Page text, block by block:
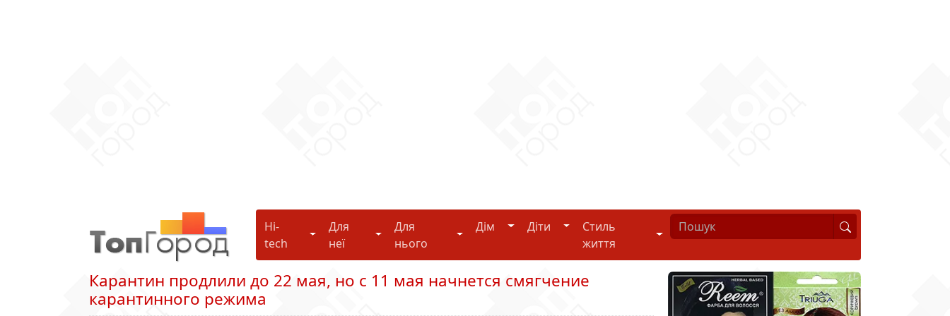
Hi-
tech
Hi-tech
Для
неї
Для неї
Для
нього
Для нього
Дім Дім Діти ДітиСтиль
життя
Стиль життя
Карантин продлили до 22 мая, но с 11 мая начнется смягчение
карантинного режима